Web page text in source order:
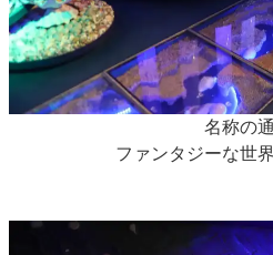
名称の
ファンタジーな世